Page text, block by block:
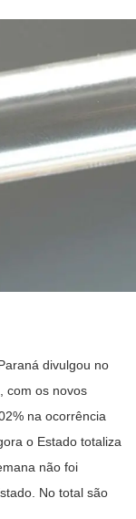
divulgou no
com os novos
na ocorrência
o Estado totaliza
não foi
No total são